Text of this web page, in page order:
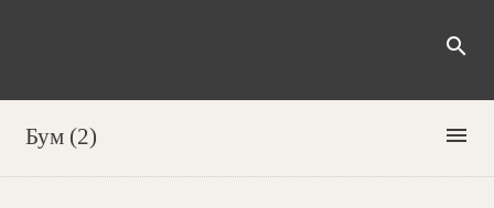
search
Бум (2) menu